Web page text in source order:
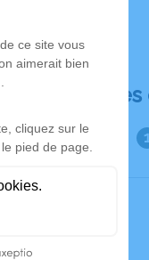
Déroulé